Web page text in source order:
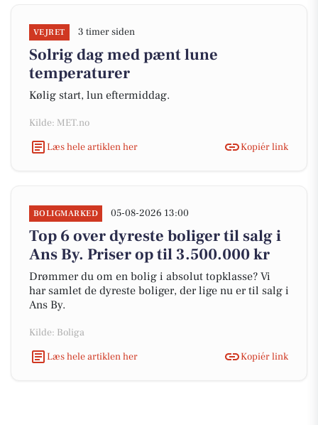
VEJRET 3 timer siden
Solrig dag med pænt lune
temperaturer
Kølig start, lun eftermiddag.
Kilde: MET.no
Læs hele artiklen her
Kopiér link
BOLIGMARKED 05-08-2026 13:00
Top 6 over dyreste boliger til salg i
Ans By. Priser op til 3.500.000 kr
Drømmer du om en bolig i absolut topklasse? Vi
har samlet de dyreste boliger, der lige nu er til salg i
Ans By.
Kilde: Boliga
Læs hele artiklen her
Kopiér link